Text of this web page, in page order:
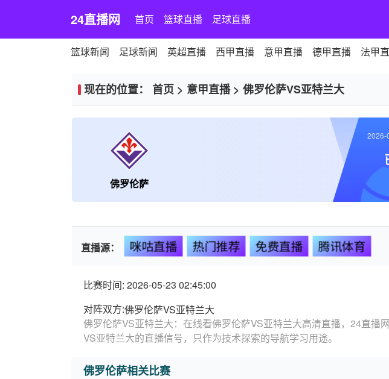
24直播网 首页 篮球直播 足球直播
篮球新闻 足球新闻 英超直播 西甲直播 意甲直播 德甲直播 法甲
现在的位置： 首页 > 意甲直播> 佛罗伦萨VS亚特兰大
佛罗伦萨
2026-
直播源： 咪咕直播 热门推荐 免费直播 腾讯体育
比赛时间: 2026-05-23 02:45:00
对阵双方:佛罗伦萨VS亚特兰大
佛罗伦萨VS亚特兰大：在线看佛罗伦萨VS亚特兰大高清直播，24直
VS亚特兰大的直播信号，只作为技术探索的导航学习用途。
佛罗伦萨相关比赛